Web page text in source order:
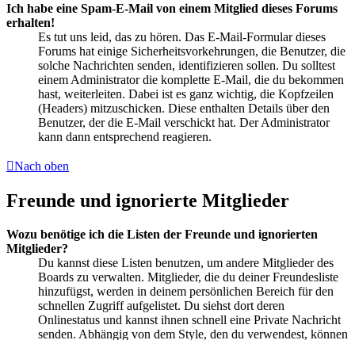
Ich habe eine Spam-E-Mail von einem Mitglied dieses Forums
erhalten!
Es tut uns leid, das zu hören. Das E-Mail-Formular dieses
Forums hat einige Sicherheitsvorkehrungen, die Benutzer, die
solche Nachrichten senden, identifizieren sollen. Du solltest
einem Administrator die komplette E-Mail, die du bekommen
hast, weiterleiten. Dabei ist es ganz wichtig, die Kopfzeilen
(Headers) mitzuschicken. Diese enthalten Details über den
Benutzer, der die E-Mail verschickt hat. Der Administrator
kann dann entsprechend reagieren.
Nach oben
Freunde und ignorierte Mitglieder
Wozu benötige ich die Listen der Freunde und ignorierten
Mitglieder?
Du kannst diese Listen benutzen, um andere Mitglieder des
Boards zu verwalten. Mitglieder, die du deiner Freundesliste
hinzufügst, werden in deinem persönlichen Bereich für den
schnellen Zugriff aufgelistet. Du siehst dort deren
Onlinestatus und kannst ihnen schnell eine Private Nachricht
senden. Abhängig von dem Style, den du verwendest, können